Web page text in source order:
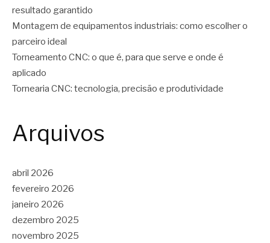
resultado garantido
Montagem de equipamentos industriais: como escolher o
parceiro ideal
Torneamento CNC: o que é, para que serve e onde é
aplicado
Tornearia CNC: tecnologia, precisão e produtividade
Arquivos
abril 2026
fevereiro 2026
janeiro 2026
dezembro 2025
novembro 2025